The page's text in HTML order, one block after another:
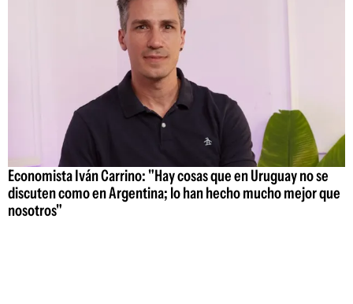
Economista Iván Carrino: "Hay cosas que en Uruguay no se
discuten como en Argentina; lo han hecho mucho mejor que
nosotros"